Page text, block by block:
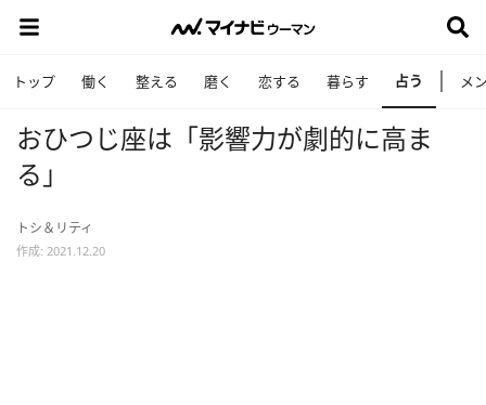
トップ 働く 整える 磨く 恋する 暮らす 占う メ
おひつじ座は「影響力が劇的に高ま
る」
トシ＆リティ
作成: 2021.12.20